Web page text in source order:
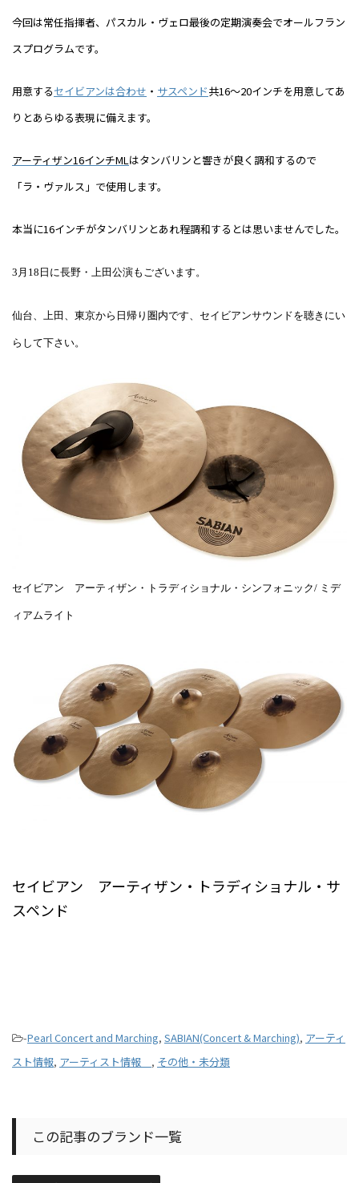
今回は常任指揮者、パスカル・ヴェロ最後の定期演奏会でオールフラン
スプログラムです。
用意するセイビアンは合わせ ・ サスペンド共16〜20インチを用意してあ
りとあらゆる表現に備えます。
アーティザン16インチMLはタンバリンと響きが良く調和するので
「ラ・ヴァルス」で使用します。
本当に16インチがタンバリンとあれ程調和するとは思いませんでした。
3月18日に長野・上田公演もございます。
仙台、上田、東京から日帰り圏内です、セイビアンサウンドを聴きにい
らして下さい。
セイビアン アーティザン・トラディショナル・シンフォニック/ ミデ
ィアムライト
セイビアン アーティザン・トラディショナル・サ
スペンド
-Pearl Concert and Marching, SABIAN(Concert & Marching), アーティ
スト情報, アーティスト情報 , その他・未分類
この記事のブランド一覧